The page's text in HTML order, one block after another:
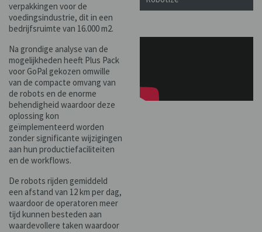
verpakkingen voor de
voedingsindustrie, dit in een
bedrijfsruimte van 16.000 m2.
Na grondige analyse van de
mogelijkheden heeft Plus Pack
voor GoPal gekozen omwille
van de compacte omvang van
de robots en de enorme
behendigheid waardoor deze
oplossing kon
geïmplementeerd worden
zonder significante wijzigingen
aan hun productiefaciliteiten
en de workflows.
De robots rijden gemiddeld
een afstand van 12 km per dag,
waardoor de operatoren meer
tijd kunnen besteden aan
waardevollere taken waardoor